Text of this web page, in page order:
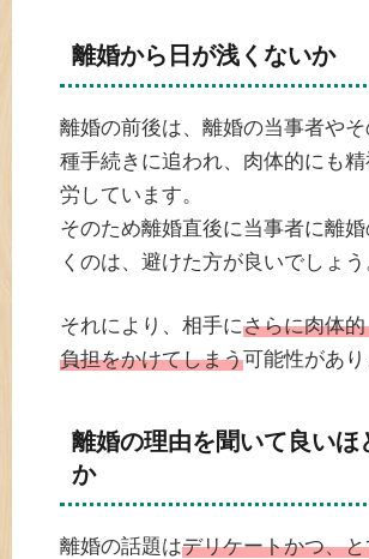
離婚から日が浅くないか
離婚の前後は、離婚の当事者や
種手続きに追われ、肉体的にも
労しています。
そのため離婚直後に当事者に離
くのは、避けた方が良いでしょう
それにより、相手にさらに肉体
負担をかけてしまう可能性があり
離婚の理由を聞いて良いほ
か
離婚の話題はデリケートかつ、